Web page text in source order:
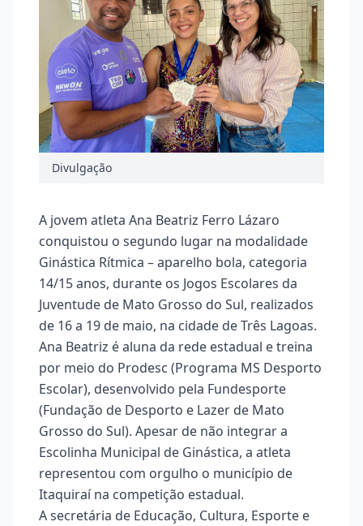
Divulgação
A jovem atleta Ana Beatriz Ferro Lázaro
conquistou o segundo lugar na modalidade
Ginástica Rítmica – aparelho bola, categoria
14/15 anos, durante os Jogos Escolares da
Juventude de Mato Grosso do Sul, realizados
de 16 a 19 de maio, na cidade de Três Lagoas.
Ana Beatriz é aluna da rede estadual e treina
por meio do Prodesc (Programa MS Desporto
Escolar), desenvolvido pela Fundesporte
(Fundação de Desporto e Lazer de Mato
Grosso do Sul). Apesar de não integrar a
Escolinha Municipal de Ginástica, a atleta
representou com orgulho o município de
Itaquiraí na competição estadual.
A secretária de Educação, Cultura, Esporte e